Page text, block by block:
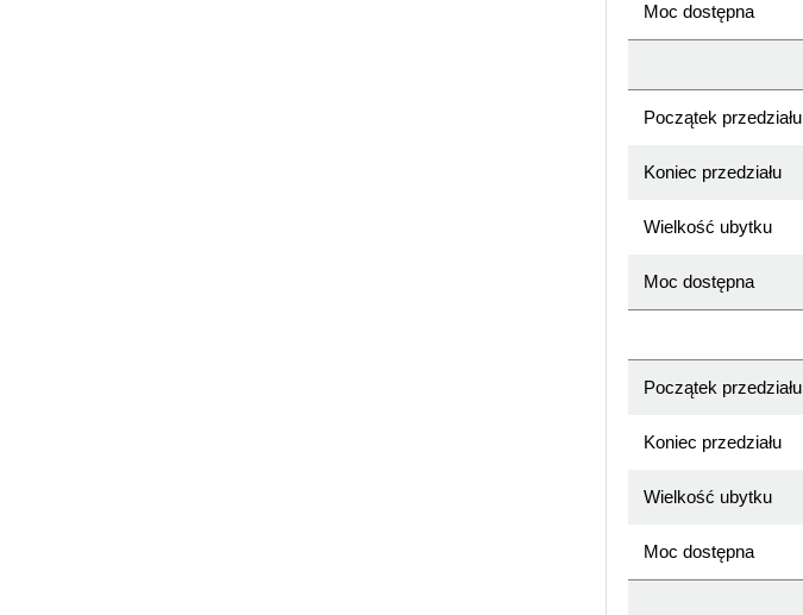
Moc dostępna
Początek przedziału
Koniec przedziału
Wielkość ubytku
Moc dostępna
Początek przedziału
Koniec przedziału
Wielkość ubytku
Moc dostępna